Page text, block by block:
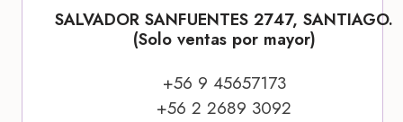
SALVADOR SANFUENTES 2747, SANTIAGO.
(Solo ventas por mayor)
+56 9 45657173
+56 2 2689 3092